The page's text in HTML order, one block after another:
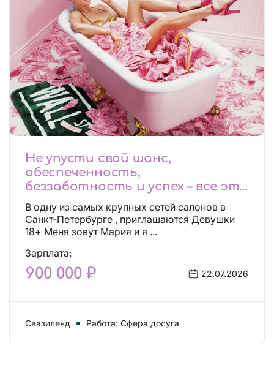
Не упусти свой шанс,
обеспеченность,
беззаботность и успех – все это
будет уже завтра, поспеши!
Лучшие условия!
В одну из самых крупных сетей салонов в
Санкт-Петербурге , приглашаются Девушки
18+ Меня зовут Мария и я ...
Зарплата:
900 000 ₽ 22.07.2026
Свазиленд Работа: Сфера досуга